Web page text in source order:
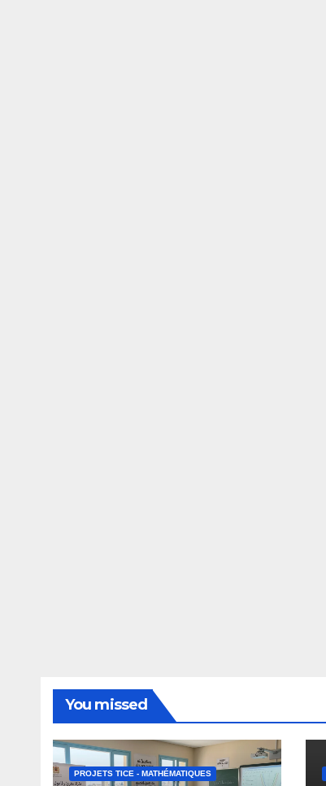
You missed
PROJETS TICE - MATHÉMATIQUES